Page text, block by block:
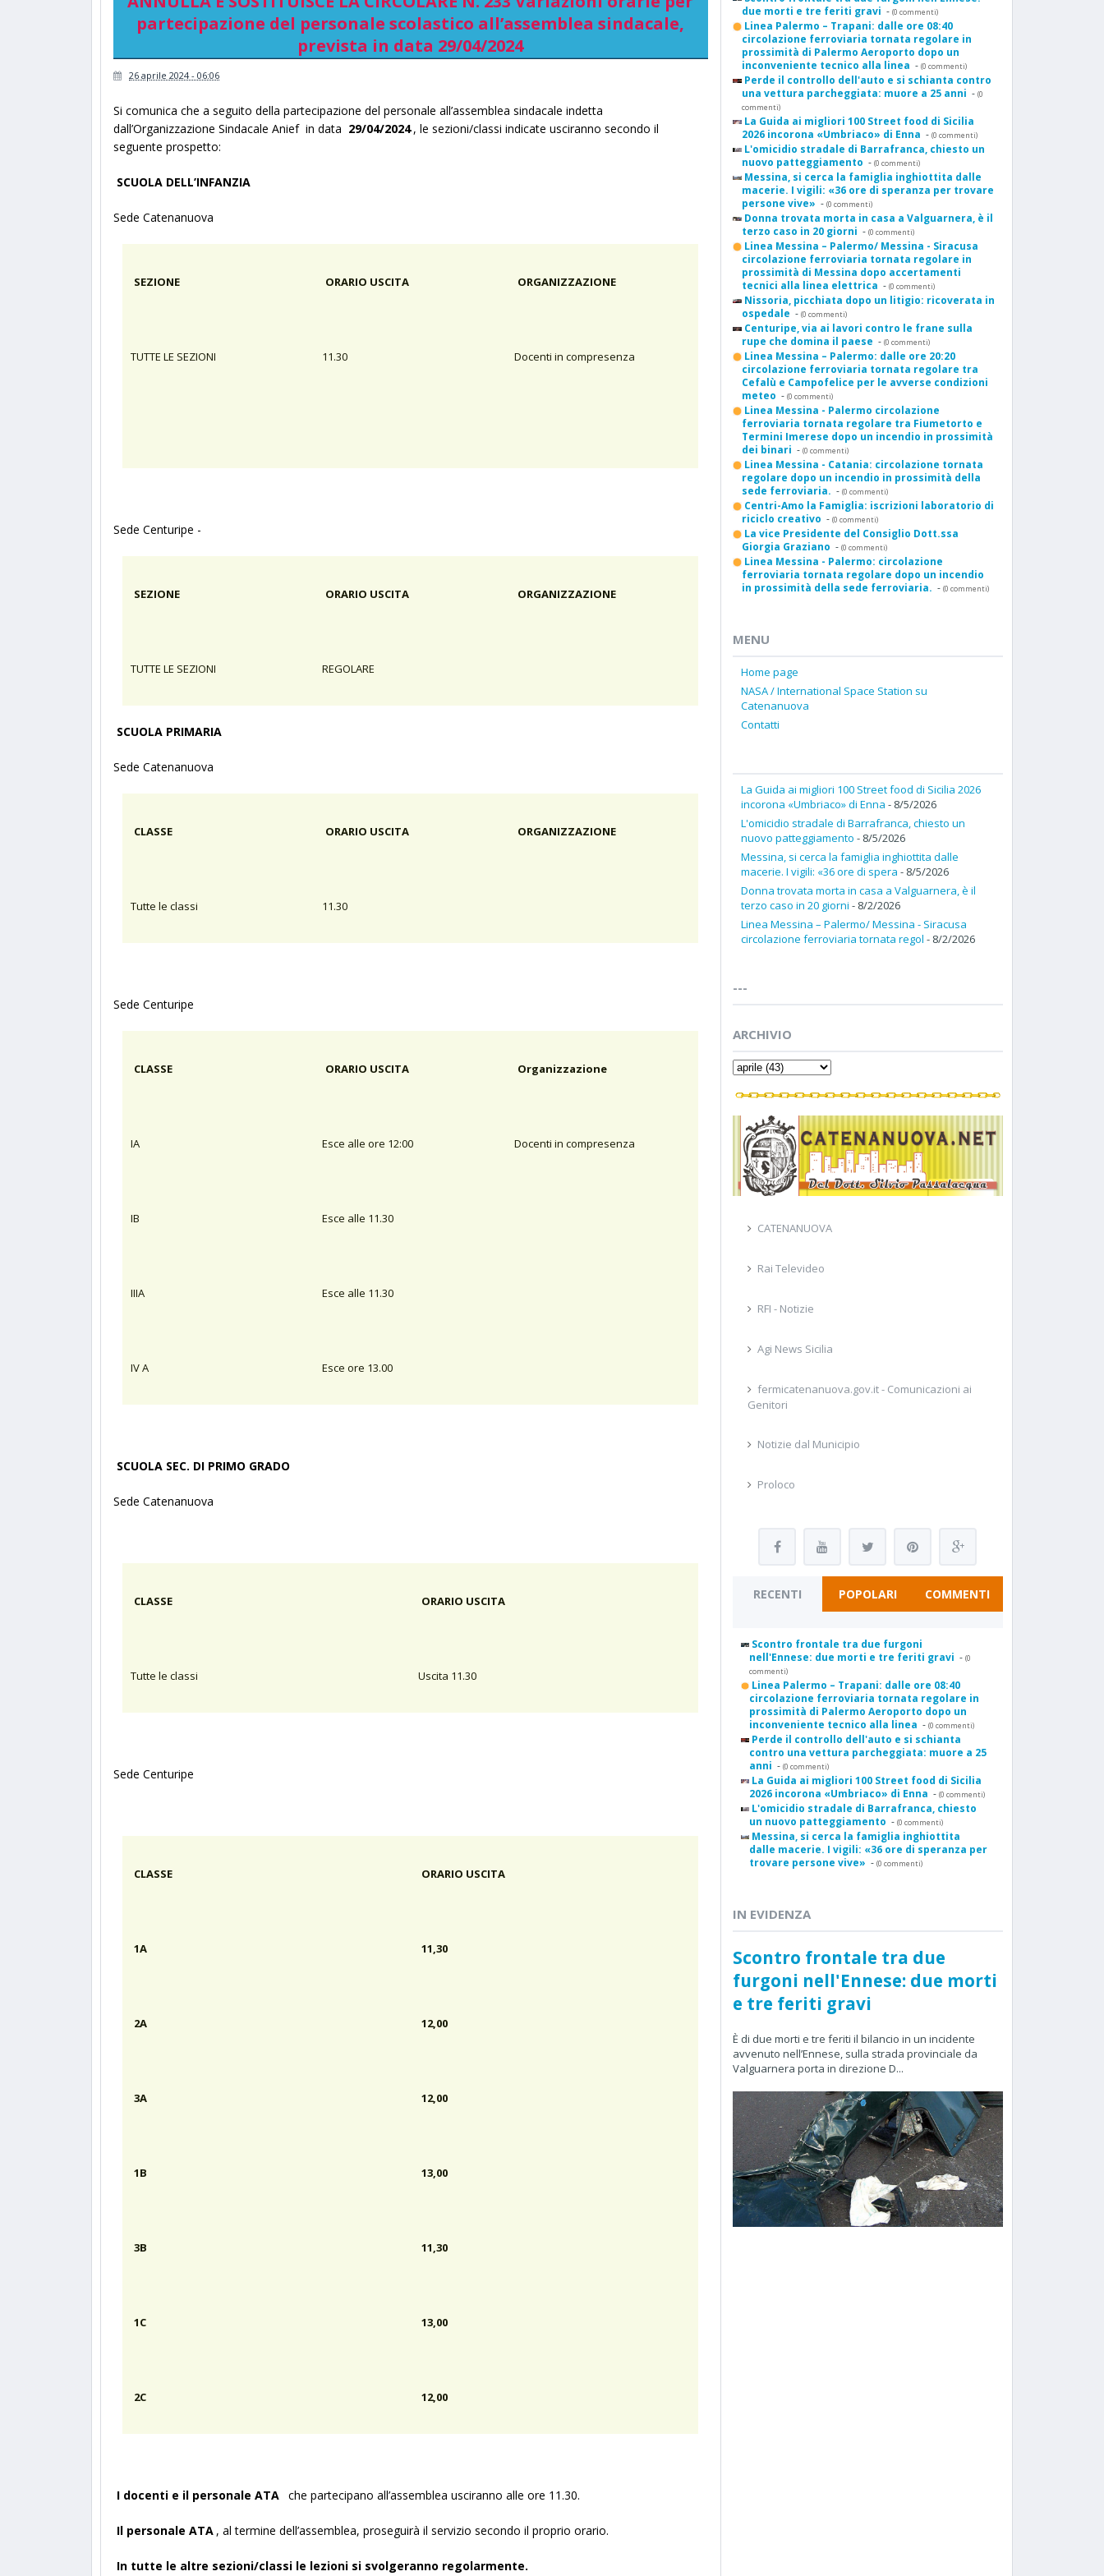
partecipazione del personale scolastico all’assemblea sindacale,
prevista in data 29/04/2024
26 aprile 2024 - 06:06
Si comunica che a seguito della partecipazione del personale all’assemblea sindacale indetta
dall’Organizzazione Sindacale Anief in data 29/04/2024 , le sezioni/classi indicate usciranno secondo il
seguente prospetto:
SCUOLA DELL’INFANZIA
Sede Catenanuova
SEZIONE ORARIO USCITA ORGANIZZAZIONE
TUTTE LE SEZIONI 11.30 Docenti in compresenza
Sede Centuripe -
SEZIONE ORARIO USCITA ORGANIZZAZIONE
TUTTE LE SEZIONI REGOLARE
SCUOLA PRIMARIA
Sede Catenanuova
CLASSE ORARIO USCITA ORGANIZZAZIONE
Tutte le classi 11.30
Sede Centuripe
CLASSE ORARIO USCITA Organizzazione
IA Esce alle ore 12:00 Docenti in compresenza
IB Esce alle 11.30
IIIA Esce alle 11.30
IV A Esce ore 13.00
SCUOLA SEC. DI PRIMO GRADO
Sede Catenanuova
CLASSE ORARIO USCITA
Tutte le classi Uscita 11.30
Sede Centuripe
CLASSE ORARIO USCITA
1A 11,30
2A 12,00
3A 12,00
1B 13,00
3B 11,30
1C 13,00
2C 12,00
I docenti e il personale ATA che partecipano all’assemblea usciranno alle ore 11.30.
Il personale ATA , al termine dell’assemblea, proseguirà il servizio secondo il proprio orario.
In tutte le altre sezioni/classi le lezioni si svolgeranno regolarmente.
due morti e tre feriti gravi - (0 commenti)
Linea Palermo – Trapani: dalle ore 08:40
circolazione ferroviaria tornata regolare in
prossimità di Palermo Aeroporto dopo un
inconveniente tecnico alla linea - (0 commenti)
Perde il controllo dell'auto e si schianta contro
una vettura parcheggiata: muore a 25 anni - (0
commenti)
La Guida ai migliori 100 Street food di Sicilia
2026 incorona «Umbriaco» di Enna - (0 commenti)
L'omicidio stradale di Barrafranca, chiesto un
nuovo patteggiamento - (0 commenti)
Messina, si cerca la famiglia inghiottita dalle
macerie. I vigili: «36 ore di speranza per trovare
persone vive» - (0 commenti)
Donna trovata morta in casa a Valguarnera, è il
terzo caso in 20 giorni - (0 commenti)
Linea Messina – Palermo/ Messina - Siracusa
circolazione ferroviaria tornata regolare in
prossimità di Messina dopo accertamenti
tecnici alla linea elettrica - (0 commenti)
Nissoria, picchiata dopo un litigio: ricoverata in
ospedale - (0 commenti)
Centuripe, via ai lavori contro le frane sulla
rupe che domina il paese - (0 commenti)
Linea Messina – Palermo: dalle ore 20:20
circolazione ferroviaria tornata regolare tra
Cefalù e Campofelice per le avverse condizioni
meteo - (0 commenti)
Linea Messina - Palermo circolazione
ferroviaria tornata regolare tra Fiumetorto e
Termini Imerese dopo un incendio in prossimità
dei binari - (0 commenti)
Linea Messina - Catania: circolazione tornata
regolare dopo un incendio in prossimità della
sede ferroviaria. - (0 commenti)
Centri-Amo la Famiglia: iscrizioni laboratorio di
riciclo creativo - (0 commenti)
La vice Presidente del Consiglio Dott.ssa
Giorgia Graziano - (0 commenti)
Linea Messina - Palermo: circolazione
ferroviaria tornata regolare dopo un incendio
in prossimità della sede ferroviaria. - (0 commenti)
MENU
Home page
NASA / International Space Station su
Catenanuova
Contatti
La Guida ai migliori 100 Street food di Sicilia 2026
incorona «Umbriaco» di Enna - 8/5/2026
L'omicidio stradale di Barrafranca, chiesto un
nuovo patteggiamento - 8/5/2026
Messina, si cerca la famiglia inghiottita dalle
macerie. I vigili: «36 ore di spera - 8/5/2026
Donna trovata morta in casa a Valguarnera, è il
terzo caso in 20 giorni - 8/2/2026
Linea Messina – Palermo/ Messina - Siracusa
circolazione ferroviaria tornata regol - 8/2/2026
---
ARCHIVIO
CATENANUOVA
Rai Televideo
RFI - Notizie
Agi News Sicilia
fermicatenanuova.gov.it - Comunicazioni ai
Genitori
Notizie dal Municipio
Proloco
RECENTI POPOLARI COMMENTI
Scontro frontale tra due furgoni
nell'Ennese: due morti e tre feriti gravi - (0
commenti)
Linea Palermo – Trapani: dalle ore 08:40
circolazione ferroviaria tornata regolare in
prossimità di Palermo Aeroporto dopo un
inconveniente tecnico alla linea - (0 commenti)
Perde il controllo dell'auto e si schianta
contro una vettura parcheggiata: muore a 25
anni - (0 commenti)
La Guida ai migliori 100 Street food di Sicilia
2026 incorona «Umbriaco» di Enna - (0 commenti)
L'omicidio stradale di Barrafranca, chiesto
un nuovo patteggiamento - (0 commenti)
Messina, si cerca la famiglia inghiottita
dalle macerie. I vigili: «36 ore di speranza per
trovare persone vive» - (0 commenti)
IN EVIDENZA
Scontro frontale tra due
furgoni nell'Ennese: due morti
e tre feriti gravi
È di due morti e tre feriti il bilancio in un incidente
avvenuto nell’Ennese, sulla strada provinciale da
Valguarnera porta in direzione D...